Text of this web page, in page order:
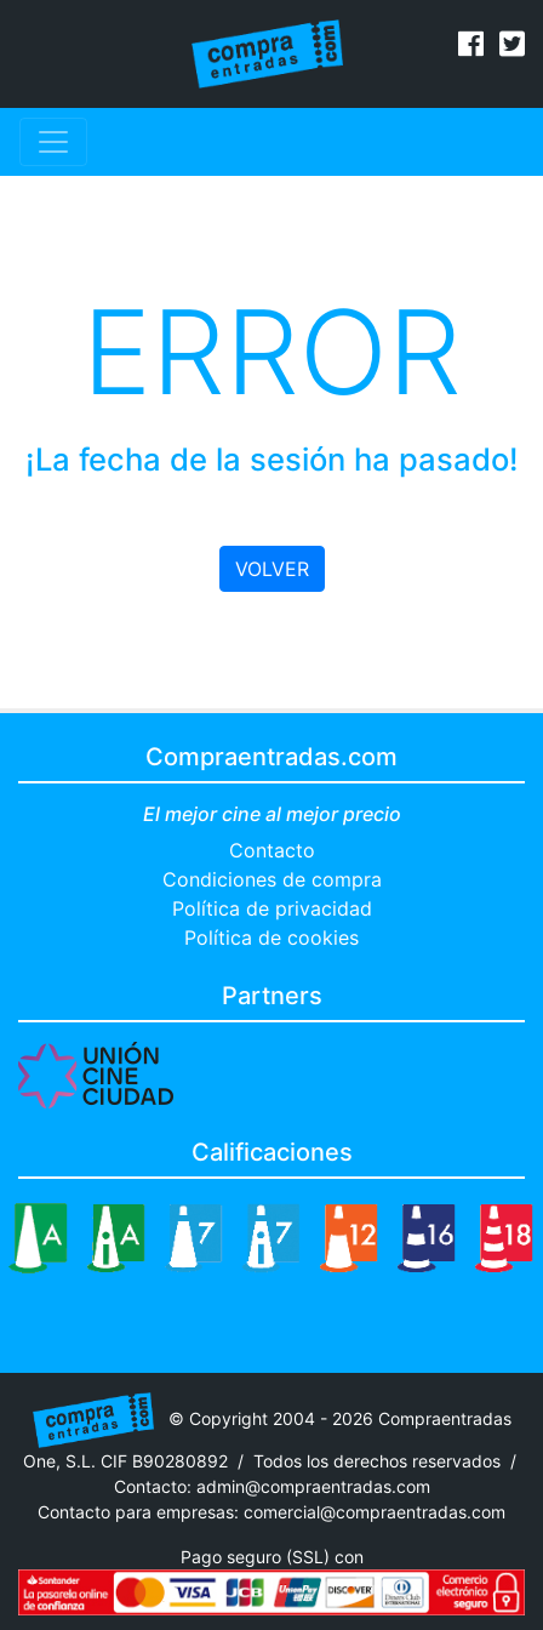
ERROR
¡La fecha de la sesión ha pasado!
VOLVER
Compraentradas.com
El mejor cine al mejor precio
Contacto
Condiciones de compra
Política de privacidad
Política de cookies
Partners
Calificaciones
© Copyright 2004 - 2026 Compraentradas
One, S.L. CIF B90280892 / Todos los derechos reservados /
Contacto: admin@compraentradas.com
Contacto para empresas: comercial@compraentradas.com
Pago seguro (SSL) con